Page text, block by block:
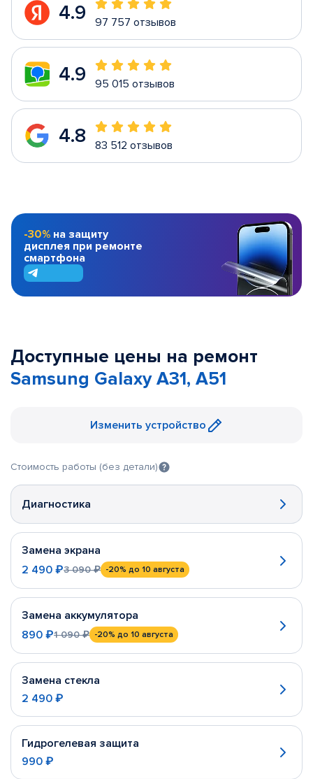
4.9 97 757 отзывов
4.9 95 015 отзывов
4.8 83 512 отзывов
-30% на защиту
дисплея при ремонте
смартфона
Доступные цены на ремонт
Samsung Galaxy A31, A51
Изменить устройство
Стоимость работы (без детали)
Диагностика
Замена экрана
2 490 ₽3 090 ₽ -20% до 10 августа
Замена аккумулятора
890 ₽1 090 ₽ -20% до 10 августа
Замена стекла
2 490 ₽
Гидрогелевая защита
990 ₽